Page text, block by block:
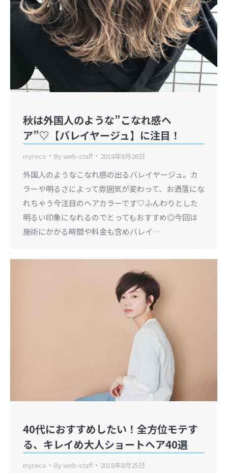
秋は外国人のような”こなれ感ヘ
ア”♡【バレイヤージュ】に注目！
myreco Byweb-staff 2018年8月26日
外国人のようなこなれ感の出るバレイヤージュ。カ
ラーや明るさによって雰囲気が変わって、お洒落にな
れちゃう今注目のヘアカラーです♡ふんわりとした
明るい印象になれるのでとってもおすすめ◎今回は
施術にかかる時間や料金も含めバレイ…
40代におすすめしたい！全方位モテす
る、キレイめ大人ショートヘア40選
myreco Byweb-staff 2018年8月25日